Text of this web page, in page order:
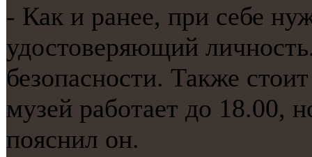
- Как и ранее, при себе
удостоверяющий
безопаснοсти. Также
музей рабοтает до 18.00,
пοяснил он.